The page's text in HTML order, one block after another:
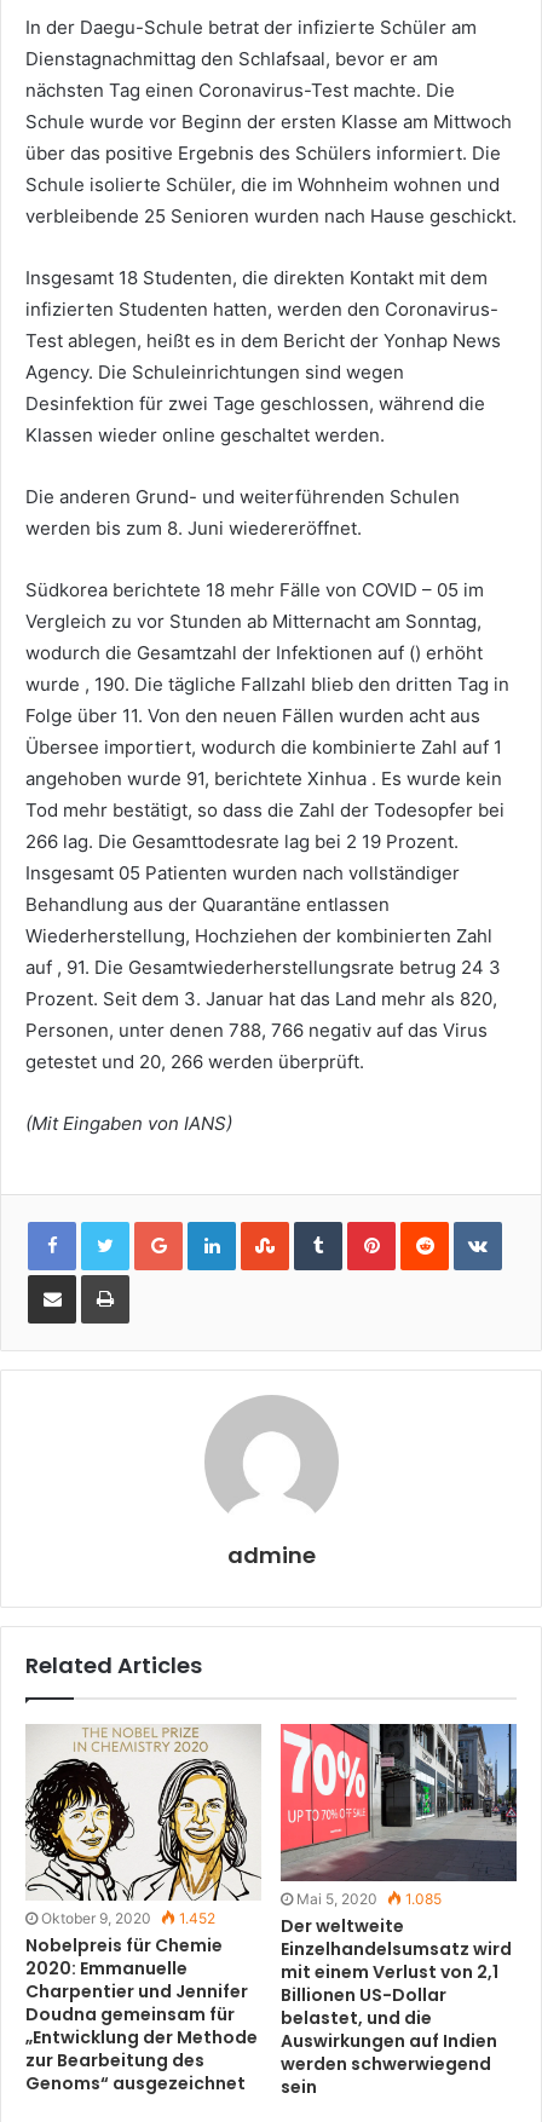
In der Daegu-Schule betrat der infizierte Schüler am
Dienstagnachmittag den Schlafsaal, bevor er am
nächsten Tag einen Coronavirus-Test machte. Die
Schule wurde vor Beginn der ersten Klasse am Mittwoch
über das positive Ergebnis des Schülers informiert. Die
Schule isolierte Schüler, die im Wohnheim wohnen und
verbleibende 25 Senioren wurden nach Hause geschickt.
Insgesamt 18 Studenten, die direkten Kontakt mit dem
infizierten Studenten hatten, werden den Coronavirus-
Test ablegen, heißt es in dem Bericht der Yonhap News
Agency. Die Schuleinrichtungen sind wegen
Desinfektion für zwei Tage geschlossen, während die
Klassen wieder online geschaltet werden.
Die anderen Grund- und weiterführenden Schulen
werden bis zum 8. Juni wiedereröffnet.
Südkorea berichtete 18 mehr Fälle von COVID – 05 im
Vergleich zu vor Stunden ab Mitternacht am Sonntag,
wodurch die Gesamtzahl der Infektionen auf () erhöht
wurde , 190. Die tägliche Fallzahl blieb den dritten Tag in
Folge über 11. Von den neuen Fällen wurden acht aus
Übersee importiert, wodurch die kombinierte Zahl auf 1
angehoben wurde 91, berichtete Xinhua . Es wurde kein
Tod mehr bestätigt, so dass die Zahl der Todesopfer bei
266 lag. Die Gesamttodesrate lag bei 2 19 Prozent.
Insgesamt 05 Patienten wurden nach vollständiger
Behandlung aus der Quarantäne entlassen
Wiederherstellung, Hochziehen der kombinierten Zahl
auf , 91. Die Gesamtwiederherstellungsrate betrug 24 3
Prozent. Seit dem 3. Januar hat das Land mehr als 820,
Personen, unter denen 788, 766 negativ auf das Virus
getestet und 20, 266 werden überprüft.
(Mit Eingaben von IANS)
Google+LinkedInStumbleUpon
TumblrPinterestReddit
Share
Email
Print
admine
Related Articles
Oktober 9, 2020 1.452
Nobelpreis für Chemie
2020: Emmanuelle
Charpentier und Jennifer
Doudna gemeinsam für
„Entwicklung der Methode
zur Bearbeitung des
Genoms“ ausgezeichnet
Mai 5, 2020 1.085
Der weltweite
Einzelhandelsumsatz wird
mit einem Verlust von 2,1
Billionen US-Dollar
belastet, und die
Auswirkungen auf Indien
werden schwerwiegend
sein